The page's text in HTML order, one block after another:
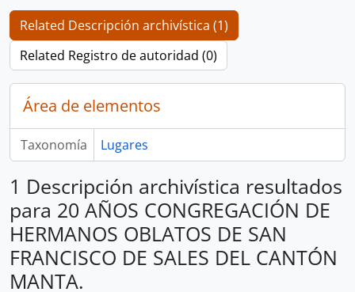
Related Descripción archivística (1)
Related Registro de autoridad (0)
Área de elementos
Taxonomía Lugares
1 Descripción archivística resultados
para 20 AÑOS CONGREGACIÓN DE
HERMANOS OBLATOS DE SAN
FRANCISCO DE SALES DEL CANTÓN
MANTA.